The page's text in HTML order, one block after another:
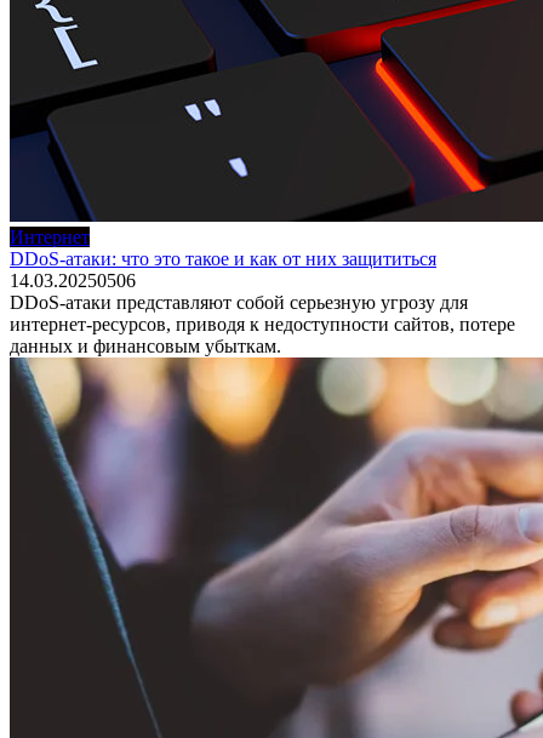
Интернет
DDoS-атаки: что это такое и как от них защититься
14.03.20250506
DDoS-атаки представляют собой серьезную угрозу для
интернет-ресурсов, приводя к недоступности сайтов, потере
данных и финансовым убыткам.